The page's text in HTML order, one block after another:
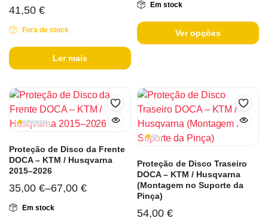
41,50 €
Fora de stock
Ler mais
Em stock
Ver opções
Proteção de Disco da Frente
DOCA – KTM / Husqvarna
2015–2026
35,00 €–67,00 €
Em stock
Proteção de Disco Traseiro
DOCA – KTM / Husqvarna
(Montagem no Suporte da
Pinça)
54,00 €